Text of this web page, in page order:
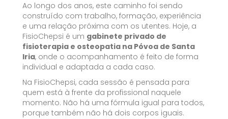
Ao longo dos anos, este caminho foi sendo
construído com trabalho, formação, experiência
e uma relação próxima com os utentes. Hoje, a
FisioChepsi é um gabinete privado de
fisioterapia e osteopatia na Póvoa de Santa
Iria, onde o acompanhamento é feito de forma
individual e adaptada a cada caso.
Na FisioChepsi, cada sessão é pensada para
quem está à frente da profissional naquele
momento. Não há uma fórmula igual para todos,
porque também não há dois corpos iguais.